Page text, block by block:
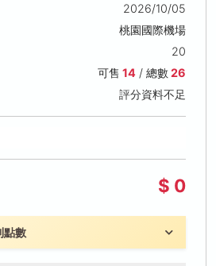
2026/10/05
桃園國際機場
20
可售 14/ 總數26
評分資料不足
$ 0
點數